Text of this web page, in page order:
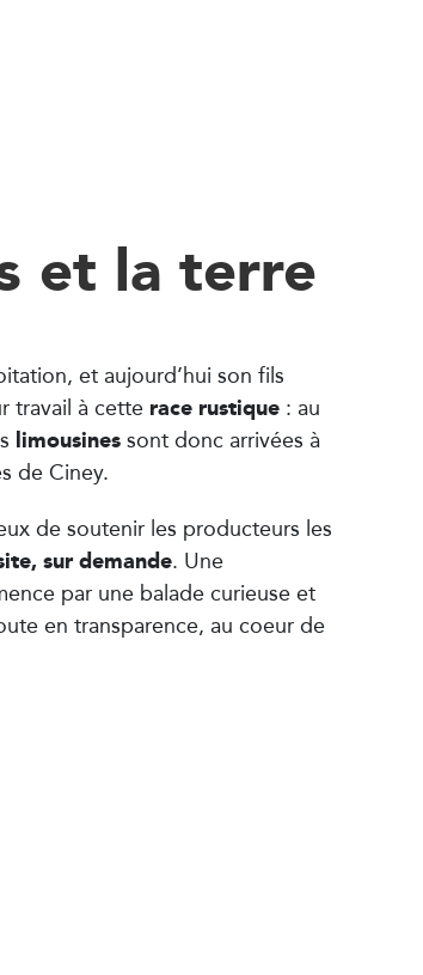
et la terre
et aujourd’hui son fils
travail à cette race rustique : au
limousinessont donc arrivées à
de Ciney.
de soutenir les producteurs les
sur demande. Une
par une balade curieuse et
en transparence, au coeur de